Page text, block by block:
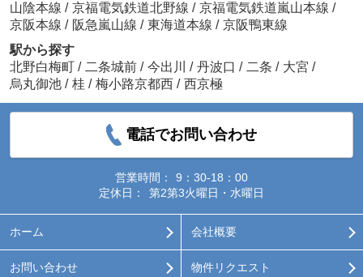
山陰本線 / 京福電気鉄道北野線 / 京福電気鉄道嵐山本線 /
京阪本線 / 阪急嵐山線 / 東海道本線 / 京阪鴨東線
駅から探す
北野白梅町 / 二条城前 / 今出川 / 丹波口 / 二条 / 大宮 /
烏丸御池 / 桂 / 梅小路京都西 / 西京極
電話でお問い合わせ
営業時間：
9：30-18：00
定休日：
第2第3火曜日・水曜日
ホーム 会社概要
お問い合わせ 物件リクエスト